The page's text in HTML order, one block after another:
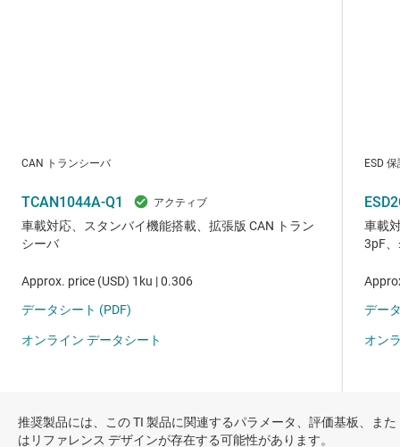
推奨製品には、この TI 製品に関連するパラメータ、評価基板、また
はリファレンス デザインが存在する可能性があります。